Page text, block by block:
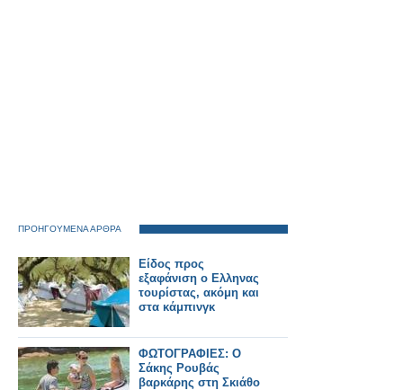
ΠΡΟΗΓΟΥΜΕΝΑ ΑΡΘΡΑ
Είδος προς
εξαφάνιση ο Ελληνας
τουρίστας, ακόμη και
στα κάμπινγκ
ΦΩΤΟΓΡΑΦΙΕΣ: Ο
Σάκης Ρουβάς
βαρκάρης στη Σκιάθο